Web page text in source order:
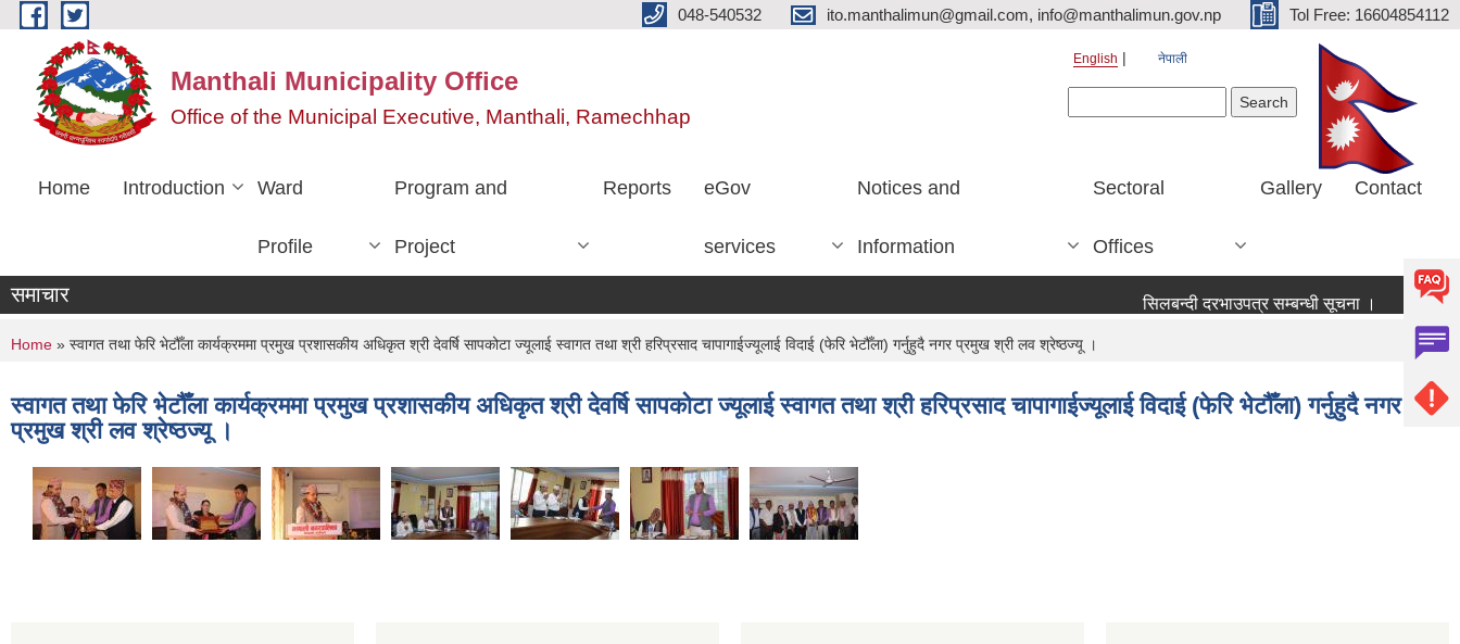
Skip to main content 048-540532 ito.manthalimun@gmail.com, info@manthalimun.gov.np Tol Free: 16604854112
Manthali Municipality Office
Office of the Municipal Executive, Manthali, Ramechhap
English नेपाली
Home Introduction Ward
Profile
Program and
Project
Reports eGov
services
Notices and
Information
Sectoral
Offices
Gallery Contact
समाचार सिलबन्दी दरभाउपत्र सम्बन्धी सूचना । सिलबन्दी
You are here
Home » स्वागत तथा फेरि भेटौँला कार्यक्रममा प्रमुख प्रशासकीय अधिकृत श्री देवर्षि सापकोटा ज्यूलाई स्वागत तथा श्री हरिप्रसाद चापागाईज्यूलाई विदाई (फेरि भेटौँला) गर्नुहुदै नगर प्रमुख श्री लव श्रेष्ठज्यू ।
स्वागत तथा फेरि भेटौँला कार्यक्रममा प्रमुख प्रशासकीय अधिकृत श्री देवर्षि सापकोटा ज्यूलाई स्वागत तथा श्री हरिप्रसाद चापागाईज्यूलाई विदाई (फेरि भेटौँला) गर्नुहुदै नगर
प्रमुख श्री लव श्रेष्ठज्यू ।